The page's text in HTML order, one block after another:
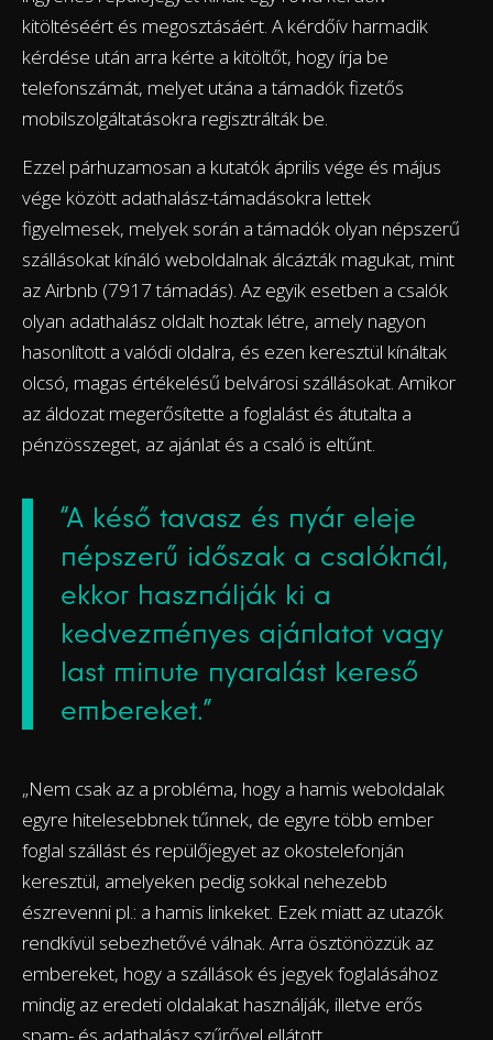
kitöltéséért és megosztásáért. A kérdőív harmadik
kérdése után arra kérte a kitöltőt, hogy írja be
telefonszámát, melyet utána a támadók fizetős
mobilszolgáltatásokra regisztrálták be.
Ezzel párhuzamosan a kutatók április vége és május
vége között adathalász-támadásokra lettek
figyelmesek, melyek során a támadók olyan népszerű
szállásokat kínáló weboldalnak álcázták magukat, mint
az Airbnb (7917 támadás). Az egyik esetben a csalók
olyan adathalász oldalt hoztak létre, amely nagyon
hasonlított a valódi oldalra, és ezen keresztül kínáltak
olcsó, magas értékelésű belvárosi szállásokat. Amikor
az áldozat megerősítette a foglalást és átutalta a
pénzösszeget, az ajánlat és a csaló is eltűnt.
“A késő tavasz és nyár eleje
népszerű időszak a csalóknál,
ekkor használják ki a
kedvezményes ajánlatot vagy
last minute nyaralást kereső
embereket.”
„Nem csak az a probléma, hogy a hamis weboldalak
egyre hitelesebbnek tűnnek, de egyre több ember
foglal szállást és repülőjegyet az okostelefonján
keresztül, amelyeken pedig sokkal nehezebb
észrevenni pl.: a hamis linkeket. Ezek miatt az utazók
rendkívül sebezhetővé válnak. Arra ösztönözzük az
embereket, hogy a szállások és jegyek foglalásához
mindig az eredeti oldalakat használják, illetve erős